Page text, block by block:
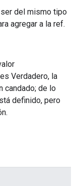
del mismo tipo
agregar a la ref.
Verdadero, la
candado; de lo
definido, pero